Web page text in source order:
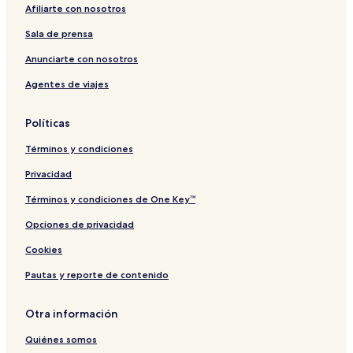
n
C
i
t
é
t
n
n
e
c
F
r
a
c
u
t
e
l
t
n
n
e
-
a
t
é
e
v
a
l
e
Afiliarte con nosotros
Sala de prensa
Anunciarte con nosotros
Agentes de viajes
Políticas
Términos y condiciones
Privacidad
Términos y condiciones de One Key™
Opciones de privacidad
Cookies
Pautas y reporte de contenido
Otra información
Quiénes somos